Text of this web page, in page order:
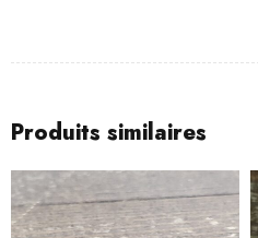
Produits similaires